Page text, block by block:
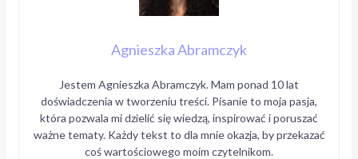
Agnieszka Abramczyk
Jestem Agnieszka Abramczyk. Mam ponad 10 lat
doświadczenia w tworzeniu treści. Pisanie to moja pasja,
która pozwala mi dzielić się wiedzą, inspirować i poruszać
ważne tematy. Każdy tekst to dla mnie okazja, by przekazać
coś wartościowego moim czytelnikom.